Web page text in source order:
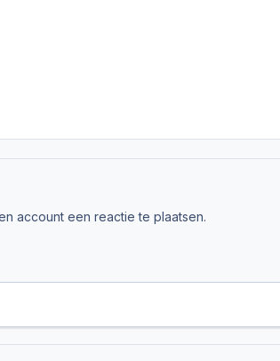
account een reactie te plaatsen.